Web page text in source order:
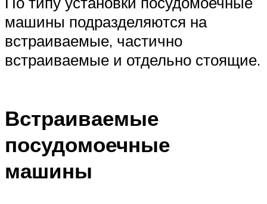
машины подразделяются на
встраиваемые, частично
встраиваемые и отдельно стоящие.
Встраиваемые
посудомоечные
машины